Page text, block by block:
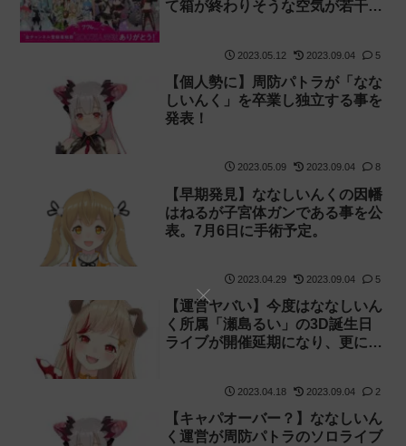
て箱が終わりそうな空気が若干漂
2023.05.12 2023.09.04 5
【個人勢に】周防パトラが「なな
しいんく」を卒業し独立する事を
発表！
2023.05.09 2023.09.04 8
【早期発見】ななしいんくの因幡
はねるが子宮体ガンである事を公
表。7月6日に手術予定。
2023.04.29 2023.09.04 5
【運営ヤバい】今度はななしいん
く所属「瀬島るい」の3D誕生日
ライブが開催延期になり、更にし
2023.04.18 2023.09.04 2
【キャパオーバー？】ななしいん
く運営が周防パトラのソロライブ